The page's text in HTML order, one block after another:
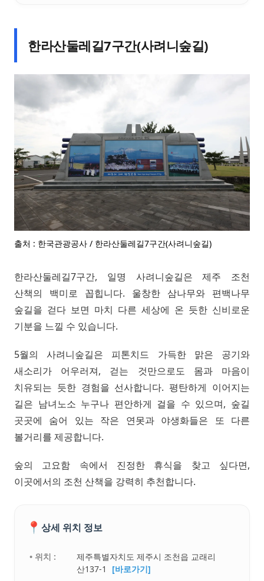
한라산둘레길7구간(사려니숲길)
출처 : 한국관광공사 / 한라산둘레길7구간(사려니숲길)
한라산둘레길7구간, 일명 사려니숲길은 제주 조천
산책의 백미로 꼽힙니다. 울창한 삼나무와 편백나무
숲길을 걷다 보면 마치 다른 세상에 온 듯한 신비로운
기분을 느낄 수 있습니다.
5월의 사려니숲길은 피톤치드 가득한 맑은 공기와
새소리가 어우러져, 걷는 것만으로도 몸과 마음이
치유되는 듯한 경험을 선사합니다. 평탄하게 이어지는
길은 남녀노소 누구나 편안하게 걸을 수 있으며, 숲길
곳곳에 숨어 있는 작은 연못과 야생화들은 또 다른
볼거리를 제공합니다.
숲의 고요함 속에서 진정한 휴식을 찾고 싶다면,
이곳에서의 조천 산책을 강력히 추천합니다.
📍 상세 위치 정보
• 위치 :
제주특별자치도 제주시 조천읍 교래리
산137-1
[바로가기]